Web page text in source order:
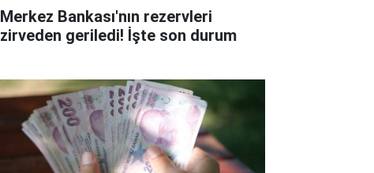
Merkez Bankası'nın rezervleri
zirveden geriledi! İşte son durum